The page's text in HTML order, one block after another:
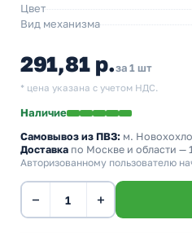
Цвет
Вид механизма
291,81 р.за 1 шт
* цена указана с учетом НДС.
Наличие
Самовывоз из ПВЗ: м.
Доставка по Москве и области —
Авторизованному пользователю
− +